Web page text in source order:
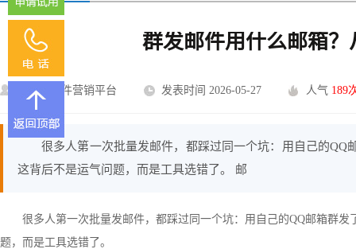
群发邮件用什么邮箱
U-Mail邮件营销平台 发表时间 2026-05-27 人气 189
很多人第一次批量发邮件，都踩过同一个坑：用自己的
这背后不是运气问题，而是工具选错了。 邮
很多人第一次批量发邮件，都踩过同一个坑：用自己的QQ邮箱群
题，而是工具选错了。